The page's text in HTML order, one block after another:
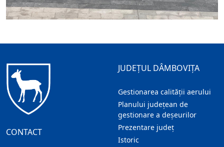
CONTACT
JUDEȚUL DÂMBOVIȚA
Gestionarea calității aerului
Planului județean de
gestionare a deșeurilor
Prezentare judeţ
Istoric